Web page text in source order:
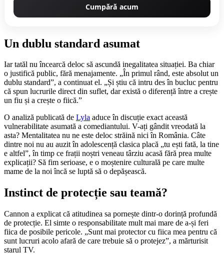
Cumpără acum
Un dublu standard asumat
Iar tatăl nu încearcă deloc să ascundă inegalitatea situației. Ba chiar
o justifică public, fără menajamente. „În primul rând, este absolut un
dublu standard”, a continuat el. „Și știu că intru des în bucluc pentru
că spun lucrurile direct din suflet, dar există o diferență între a crește
un fiu și a crește o fiică.”
O analiză publicată de Lyla aduce în discuție exact această
vulnerabilitate asumată a comediantului. V-ați gândit vreodată la
asta? Mentalitatea nu ne este deloc străină nici în România. Câte
dintre noi nu au auzit în adolescență clasica placă „tu ești fată, la tine
e altfel”, în timp ce frații noștri veneau târziu acasă fără prea multe
explicații? Să fim serioase, e o moștenire culturală pe care multe
mame de la noi încă se luptă să o depășească.
Instinct de protecție sau teamă?
Cannon a explicat că atitudinea sa pornește dintr-o dorință profundă
de protecție. El simte o responsabilitate mult mai mare de a-și feri
fiica de posibile pericole. „Sunt mai protector cu fiica mea pentru că
sunt lucruri acolo afară de care trebuie să o protejez”, a mărturisit
starul TV.